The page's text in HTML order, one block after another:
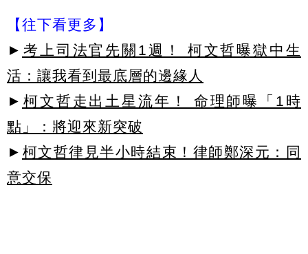
【往下看更多】
► 考上司法官先關1週！ 柯文哲曝獄中生
活：讓我看到最底層的邊緣人
► 柯文哲走出土星流年！ 命理師曝「1時
點」：將迎來新突破
► 柯文哲律見半小時結束！律師鄭深元：同
意交保